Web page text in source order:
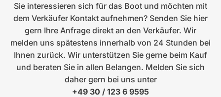
Sie interessieren sich für das Boot und möchten mit
dem Verkäufer Kontakt aufnehmen? Senden Sie hier
gern Ihre Anfrage direkt an den Verkäufer. Wir
melden uns spätestens innerhalb von 24 Stunden bei
Ihnen zurück. Wir unterstützen Sie gerne beim Kauf
und beraten Sie in allen Belangen. Melden Sie sich
daher gern bei uns unter
+49 30 / 123 6 9595